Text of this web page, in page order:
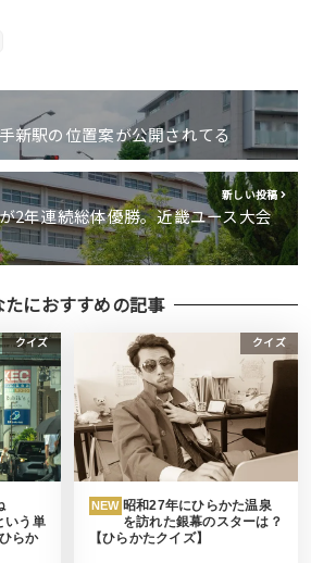
新駅の位置案が公開されてる
新しい投稿
2年連続総体優勝。近畿ユース大会
たにおすすめの記事
クイズ
いう単
らか
クイズ
NEW 昭和27年にひらかた温泉
を訪れた銀幕のスターは？
【ひらかたクイズ】